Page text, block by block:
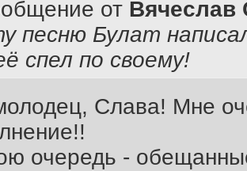
от Вячеслав
песню Булат
спел по своему!
Слава! Мне
очередь -